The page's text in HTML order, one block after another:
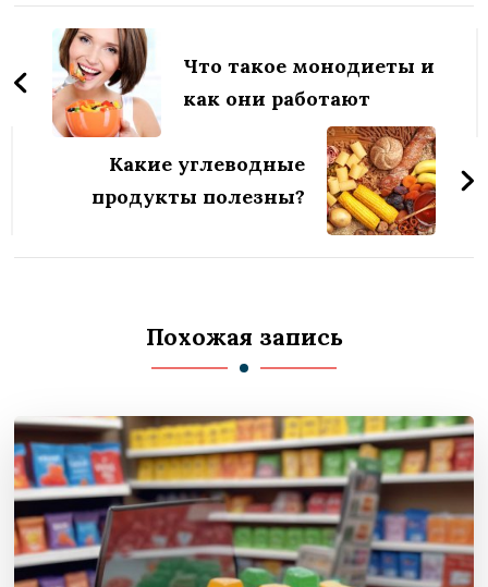
Навигация
по
записям
Что такое монодиеты и
как они работают
Какие углеводные
продукты полезны?
Похожая запись